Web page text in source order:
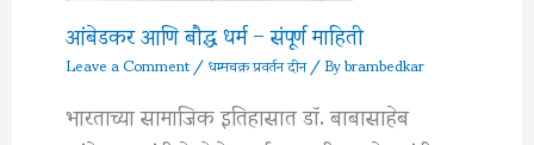
आंबेडकर आणि बौद्ध धर्म – संपूर्ण माहिती
Leave a Comment/धम्मचक्र प्रवर्तन दीन/ Bybrambedkar
भारताच्या सामाजिक इतिहासात डॉ. बाबासाहेब